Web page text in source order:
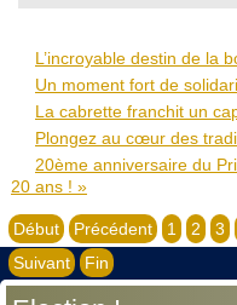
L’incroyable destin de la
Un moment fort de
La cabrette franchit un
Plongez au cœur des
20ème anniversaire du
20 ans ! »
Début Précédent 1 2 3
Suivant
Fin